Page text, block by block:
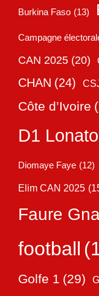
Burkina Faso (13)
Campagne
CAN 2025 (20)
CHAN (24)
Côte d’Ivoire
D1 Lonato
Diomaye Faye (12)
Elim CAN 2025
Faure
football
Golfe 1 (29)